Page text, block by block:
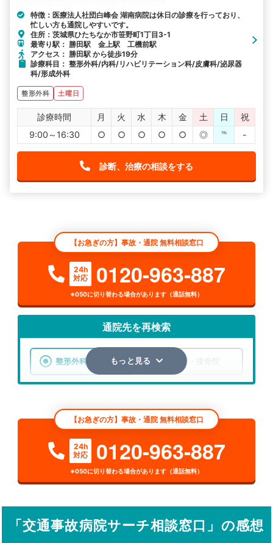
特徴：医療法人社団白峰会 湖南病院は休日の診療を行っており、
忙しい方も通院しやすいです。
住所：茨城県ひたちなか市笹野町1丁目3-1
最寄り駅： 勝田駅 金上駅 工機前駅
アクセス： 勝田駅 から徒歩19分
診療科目： 整形外科/内科/リハビリテーション科/皮膚科/泌尿器
科/形成外科
整形外科 土曜日
診療時間 月 火 水 木 金 土 日
祝
9:00～16:30
○ ○ ○ ○ ○ ◎ ℡ -
診断、治療の相談をする
【お急ぎの方】事故・通院 無料相談窓口
24h
対応
0120-963-887
※050に切り替わる場合があります（通話無料）
通院先を再検索
整形外科 整骨院・接骨院
検索する
詳細条件で絞り込む
その他の検索方法
駅から探す 院名から探す
もっと見る
【お急ぎの方】事故・通院 無料相談窓口
24h
対応
0120-963-887
※050に切り替わる場合があります（通話無料）
「交通事故病院サーチ相談窓口」の感想